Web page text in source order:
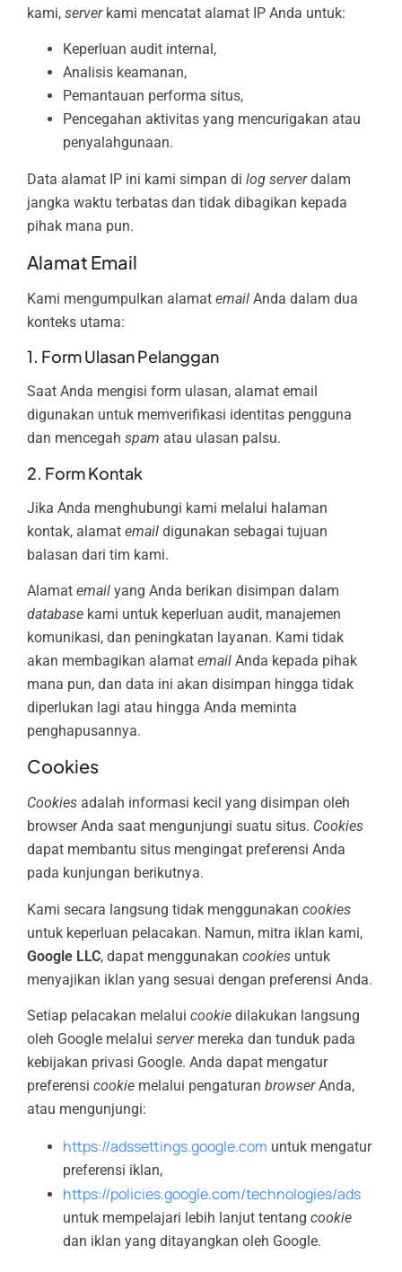
kami, serverkami mencatat alamat IP Anda untuk:
Keperluan audit internal,
Analisis keamanan,
Pemantauan performa situs,
Pencegahan aktivitas yang mencurigakan atau
penyalahgunaan.
Data alamat IP ini kami simpan di log serverdalam
jangka waktu terbatas dan tidak dibagikan kepada
pihak mana pun.
Alamat Email
Kami mengumpulkan alamat email Anda dalam dua
konteks utama:
1. Form Ulasan Pelanggan
Saat Anda mengisi form ulasan, alamat email
digunakan untuk memverifikasi identitas pengguna
dan mencegah spam atau ulasan palsu.
2. Form Kontak
Jika Anda menghubungi kami melalui halaman
kontak, alamat email digunakan sebagai tujuan
balasan dari tim kami.
Alamat email yang Anda berikan disimpan dalam
database kami untuk keperluan audit, manajemen
komunikasi, dan peningkatan layanan. Kami tidak
akan membagikan alamat email Anda kepada pihak
mana pun, dan data ini akan disimpan hingga tidak
diperlukan lagi atau hingga Anda meminta
penghapusannya.
Cookies
Cookies adalah informasi kecil yang disimpan oleh
browser Anda saat mengunjungi suatu situs. Cookies
dapat membantu situs mengingat preferensi Anda
pada kunjungan berikutnya.
Kami secara langsung tidak menggunakan cookies
untuk keperluan pelacakan. Namun, mitra iklan kami,
Google LLC, dapat menggunakan cookies untuk
menyajikan iklan yang sesuai dengan preferensi Anda.
Setiap pelacakan melalui cookie dilakukan langsung
oleh Google melalui servermereka dan tunduk pada
kebijakan privasi Google. Anda dapat mengatur
preferensi cookie melalui pengaturan browserAnda,
atau mengunjungi:
https://adssettings.google.com untuk mengatur
preferensi iklan,
https://policies.google.com/technologies/ads
untuk mempelajari lebih lanjut tentang cookie
dan iklan yang ditayangkan oleh Google.